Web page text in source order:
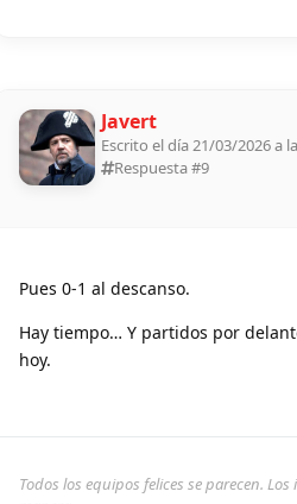
Javert
Escrito el día 21/03/2026 a
Respuesta #9
Pues 0-1 al descanso.
Hay tiempo… Y partidos por
hoy.
Todos los equipos felices se parecen.